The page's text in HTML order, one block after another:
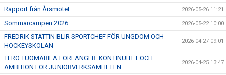
Rapport från Årsmötet 2026-05-26 11:21
Sommarcampen 2026 2026-05-22 10:00
FREDRIK STATTIN BLIR SPORTCHEF FÖR UNGDOM OCH
HOCKEYSKOLAN
2026-04-27 09:01
TERO TUOMARILA FÖRLÄNGER: KONTINUITET OCH
AMBITION FÖR JUNIORVERKSAMHETEN
2026-04-25 13:47